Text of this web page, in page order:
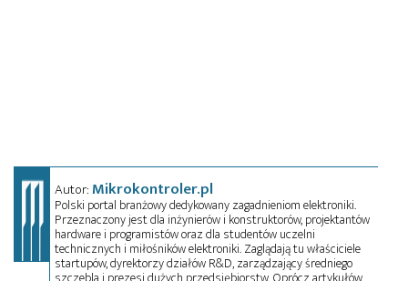
Autor:Mikrokontroler.pl
Polski portal branżowy dedykowany zagadnieniom elektroniki.
Przeznaczony jest dla inżynierów i konstruktorów, projektantów
hardware i programistów oraz dla studentów uczelni
technicznych i miłośników elektroniki. Zaglądają tu właściciele
startupów, dyrektorzy działów R&D, zarządzający średniego